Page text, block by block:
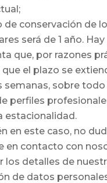
de conservación de
será de 1 año.
que, por razones
el plazo se
semanas, sobre todo
perfiles
estacionalidad.
en este caso, no
en contacto con
los detalles de
de datos